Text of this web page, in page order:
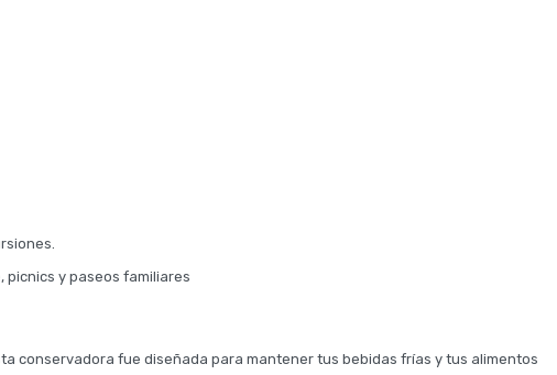
picnics y paseos familiares
conservadora fue diseñada para mantener tus bebidas frías y tus alimentos